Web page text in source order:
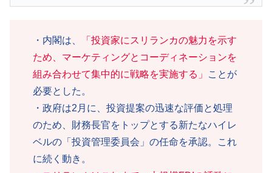
・内閣は、
「投資家にスリランカの魅力を示す
ため、マーケティングとコーディネーションを
組み合わせて集中的に戦略を実施する」
ことが
必要とした。
・政府は2月に、投資提案の迅速な評価と処理
のため、財務長官をトップとする新たなハイレ
ベルの「投資管理委員会」の任命を承認。これ
に続く動き。